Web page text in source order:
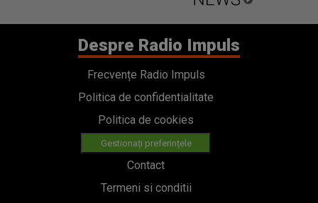
Despre Radio Impuls
Frecvențe Radio Impuls
Politica de confidentialitate
Politica de cookies
Gestionați preferințele
Contact
Termeni si conditii